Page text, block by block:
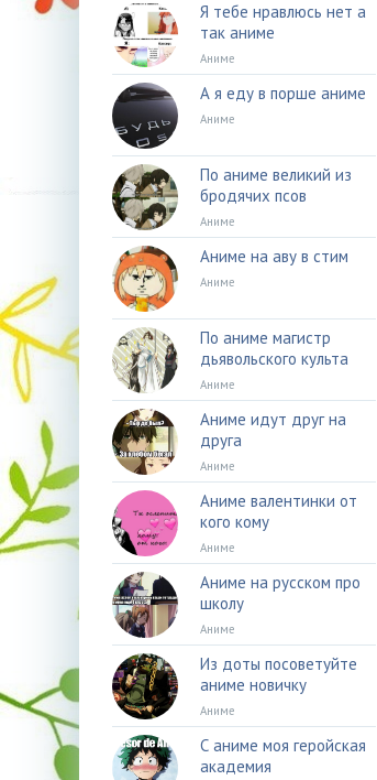
Я тебе нравлюсь нет а
так аниме
Аниме
А я еду в порше аниме
Аниме
По аниме великий из
бродячих псов
Аниме
Аниме на аву в стим
Аниме
По аниме магистр
дьявольского культа
Аниме
Аниме идут друг на
друга
Аниме
Аниме валентинки от
кого кому
Аниме
Аниме на русском про
школу
Аниме
Из доты посоветуйте
аниме новичку
Аниме
С аниме моя геройская
академия